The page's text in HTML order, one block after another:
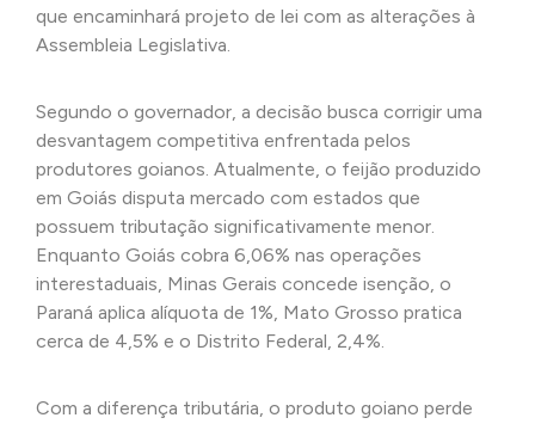
que encaminhará projeto de lei com as alterações à
Assembleia Legislativa.
Segundo o governador, a decisão busca corrigir uma
desvantagem competitiva enfrentada pelos
produtores goianos. Atualmente, o feijão produzido
em Goiás disputa mercado com estados que
possuem tributação significativamente menor.
Enquanto Goiás cobra 6,06% nas operações
interestaduais, Minas Gerais concede isenção, o
Paraná aplica alíquota de 1%, Mato Grosso pratica
cerca de 4,5% e o Distrito Federal, 2,4%.
Com a diferença tributária, o produto goiano perde